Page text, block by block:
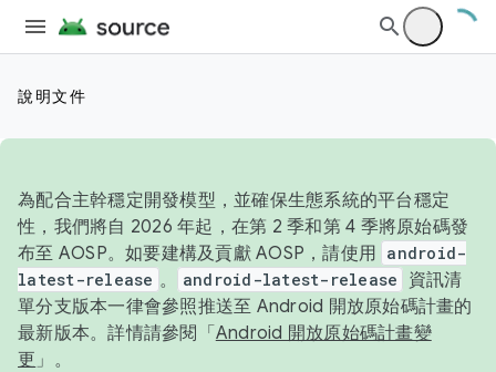
說明文件
為配合主幹穩定開發模型，並確保生態系統的平台穩定
性，我們將自 2026 年起，在第 2 季和第 4 季將原始碼發
布至 AOSP。如要建構及貢獻 AOSP，請使用 android-
latest-release 。 android-latest-release
資訊清
單分支版本一律會參照推送至 Android 開放原始碼計畫的
最新版本。詳情請參閱「 Android 開放原始碼計畫變
更 」。